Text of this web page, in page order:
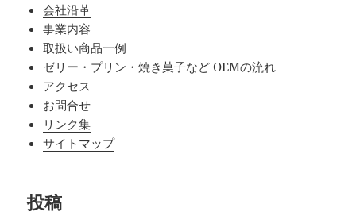
会社沿革
事業内容
取扱い商品一例
ゼリー・プリン・焼き菓子など OEMの流れ
アクセス
お問合せ
リンク集
サイトマップ
投稿